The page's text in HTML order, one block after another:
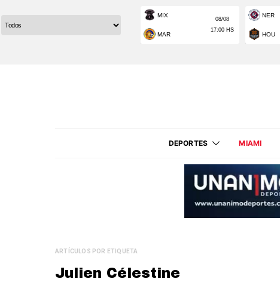
DEPORTES MIAMI
ARTÍCULOS POR ETIQUETA
Julien Célestine